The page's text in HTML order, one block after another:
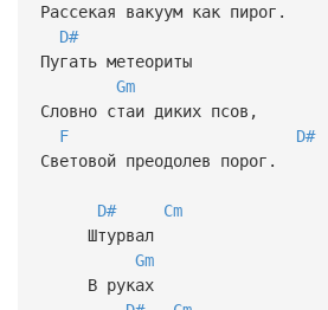
Рассекая вакуум как пирог.
D#
Пугать метеориты
Gm
Словно стаи диких псов,
F
D#
Световой преодолев порог.
D#
Cm
Штурвал
Gm
В руках